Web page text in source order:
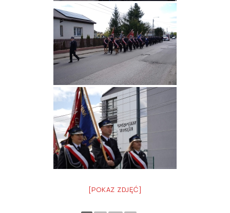
[POKAZ ZDJĘĆ]